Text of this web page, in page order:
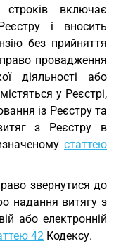
строків включає
і вносить
без прийняття
провадження
діяльності або
у Реєстрі,
із Реєстру та
з Реєстру в
статтею
звернутися до
надання витягу з
або електронній
42 Кодексу.